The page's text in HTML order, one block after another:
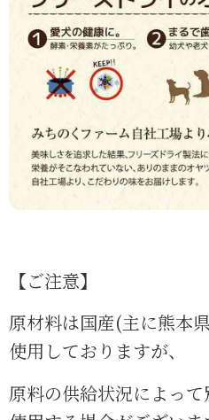
【ご注意】
原材料は国産(主に熊本
使用しておりますが、
原料の供給状況によっ